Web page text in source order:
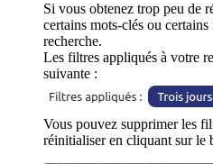
Si vous obtenez trop peu de
certains mots-clés ou
recherche.
Les filtres appliqués à votre
suivante :
Vous pouvez supprimer les
réinitialiser en cliquant sur le